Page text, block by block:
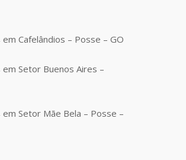
Cafelândios – Posse – GO
Setor Buenos Aires –
Setor Mãe Bela – Posse –